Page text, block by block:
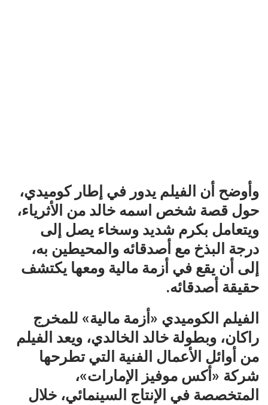
وأوضح أن الفيلم يدور في إطار كوميدي،
حول قصة شخص اسمه خالد من الأثرياء،
ويتعامل بكرم شديد وسخاء يصل إلى
درجة البذخ مع أصدقائه والمحيطين به،
إلى أن يقع في أزمة مالية ومعها يكتشف
حقيقة أصدقائه.
الفيلم الكوميدي «أزمة مالية» للمخرج
راكان، وبطولة خالد الخالدي، ويعد الفيلم
من أوائل الأعمال الفنية التي تطرحها
شركة «أكس موفيز الإمارات»،
المتخصصة في الإنتاج السينمائي، خلال